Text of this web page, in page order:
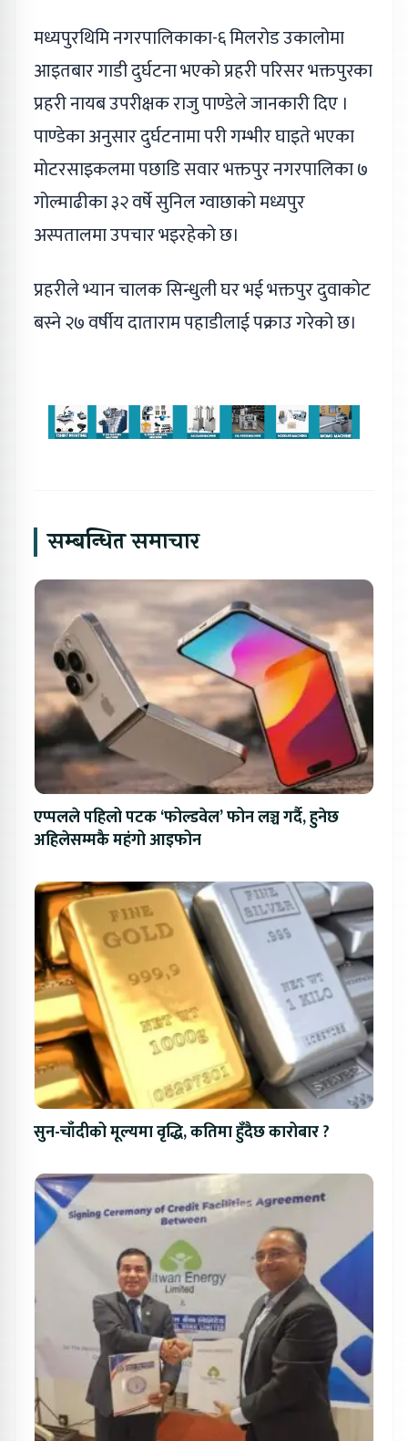
मध्यपुरथिमि नगरपालिकाका-६ मिलरोड उकालोमा
आइतबार गाडी दुर्घटना भएको प्रहरी परिसर भक्तपुरका
प्रहरी नायब उपरीक्षक राजु पाण्डेले जानकारी दिए ।
पाण्डेका अनुसार दुर्घटनामा परी गम्भीर घाइते भएका
मोटरसाइकलमा पछाडि सवार भक्तपुर नगरपालिका ७
गोल्माढीका ३२ वर्षे सुनिल ग्वाछाको मध्यपुर
अस्पतालमा उपचार भइरहेको छ।
प्रहरीले भ्यान चालक सिन्धुली घर भई भक्तपुर दुवाकोट
बस्ने २७ वर्षीय दाताराम पहाडीलाई पक्राउ गरेको छ।
सम्बन्धित समाचार
एप्पलले पहिलो पटक ‘फोल्डवेल’ फोन लञ्च गर्दै, हुनेछ
अहिलेसम्मकै महंगो आइफोन
सुन-चाँदीको मूल्यमा वृद्धि, कतिमा हुँदैछ कारोबार ?